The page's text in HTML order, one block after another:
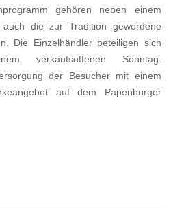
gehören neben einem
die zur Tradition gewordene
Die Einzelhändler beteiligen sich
verkaufsoffenen Sonntag.
der Besucher mit einem
auf dem Papenburger